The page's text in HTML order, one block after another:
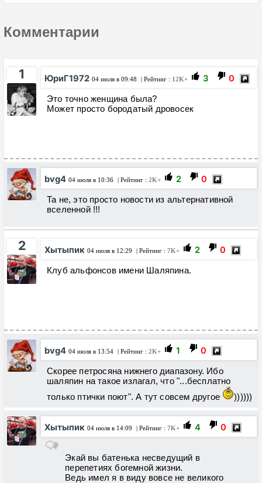
Комментарии
1 ЮриГ1972 04 июля в 09:48 | Рейтинг : 12K+ 3 0
Это точно женщина была?
Может просто бородатый дровосек
bvg4 04 июля в 10:36 | Рейтинг : 2K+ 2 0
Та не, это просто новости из альтернативной
вселенной !!!
2 Хытыпик 04 июля в 12:29 | Рейтинг : 7K+ 2 0
Клуб альфонсов имени Шаляпина.
bvg4 04 июля в 13:54 | Рейтинг : 2K+ 1 0
Скорее петросяна нижнего диапазону. Ибо
шаляпин на такое излагал, что "...бесплатно
только птички поют". А тут совсем другое
))))))
Хытыпик 04 июля в 14:09 | Рейтинг : 7K+ 4 0
Экай вы батенька несведущий в
перепетиях богемной жизни.
Ведь имел я в виду вовсе не великого